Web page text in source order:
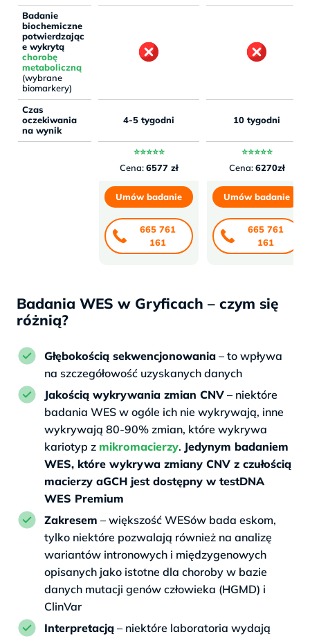
Badanie
biochemiczne
potwierdzając
e wykrytą
chorobę
metaboliczną
(wybrane
biomarkery)
Czas
oczekiwania
na wynik
4-5 tygodni 10 tygodni
⭐⭐⭐⭐⭐
Cena:6577 zł
⭐⭐⭐⭐⭐
Cena:6270zł
Umów badanie
665 761
161
Umów badanie
665 761
161
Badania WES w Gryficach – czym się
różnią?
Głębokością sekwencjonowania – to wpływa
na szczegółowość uzyskanych danych
Jakością wykrywania zmian CNV – niektóre
badania WES w ogóle ich nie wykrywają, inne
wykrywają 80-90% zmian, które wykrywa
kariotyp z mikromacierzy. Jedynym badaniem
WES, które wykrywa zmiany CNV z czułością
macierzy aGCH jest dostępny w testDNA
WES Premium
Zakresem – większość WESów bada eskom,
tylko niektóre pozwalają również na analizę
wariantów intronowych i międzygenowych
opisanych jako istotne dla choroby w bazie
danych mutacji genów człowieka (HGMD) i
ClinVar
Interpretacją – niektóre laboratoria wydają